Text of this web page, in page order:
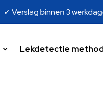
Verslag binnen 3
Lekdetectie